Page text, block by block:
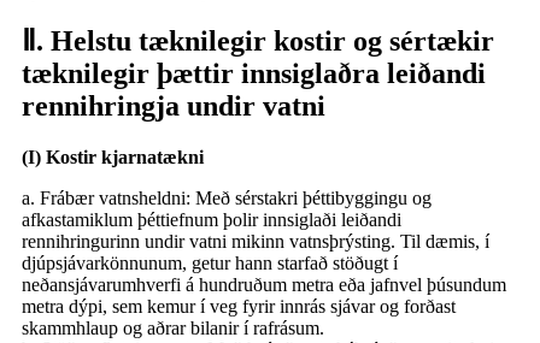
Ⅱ. Helstu tæknilegir kostir og sértækir
tæknilegir þættir innsiglaðra leiðandi
rennihringja undir vatni
(I) Kostir kjarnatækni
a. Frábær vatnsheldni: Með sérstakri þéttibyggingu og
afkastamiklum þéttiefnum þolir innsiglaði leiðandi
rennihringurinn undir vatni mikinn vatnsþrýsting. Til dæmis, í
djúpsjávarkönnunum, getur hann starfað stöðugt í
neðansjávarumhverfi á hundruðum metra eða jafnvel þúsundum
metra dýpi, sem kemur í veg fyrir innrás sjávar og forðast
skammhlaup og aðrar bilanir í rafrásum.